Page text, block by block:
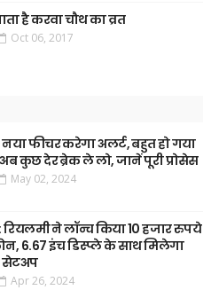
है करवा चौथ का व्रत
Oct 06, 2017
फीचर करेगा अलर्ट, बहुत हो गया
कुछ देर ब्रेक ले लो, जानें पूरी प्रोसेस
May 02, 2024
रियलमी ने लॉन्च किया 10 हजार रुपये
6.67 इंच डिस्प्ले के साथ मिलेगा
सेटअप
Apr 26, 2024